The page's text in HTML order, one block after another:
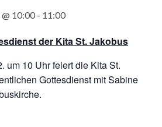
10:00 - 11:00
der Kita St. Jakobus
um 10 Uhr feiert die Kita St.
Gottesdienst mit Sabine